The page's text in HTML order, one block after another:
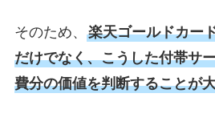
そのため、 楽天ゴールドカー
だけでなく、こうした付帯サ
費分の価値を判断することが